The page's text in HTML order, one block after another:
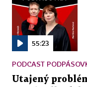
55:23
PODCAST
Utajený